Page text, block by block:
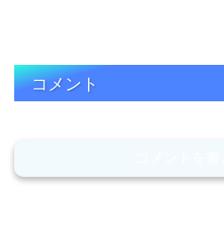
コメント